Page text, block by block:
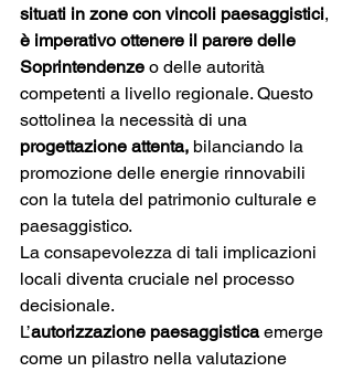
situati in zone con vincoli paesaggistici,
è imperativo ottenere il parere delle
Soprintendenze o delle autorità
competenti a livello regionale. Questo
sottolinea la necessità di una
progettazione attenta, bilanciando la
promozione delle energie rinnovabili
con la tutela del patrimonio culturale e
paesaggistico.
La consapevolezza di tali implicazioni
locali diventa cruciale nel processo
decisionale.
L’autorizzazione paesaggistica emerge
come un pilastro nella valutazione